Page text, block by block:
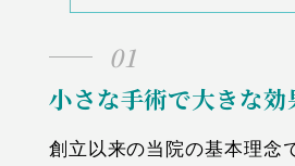
01
小さな手術で大きな効
創立以来の当院の基本理念